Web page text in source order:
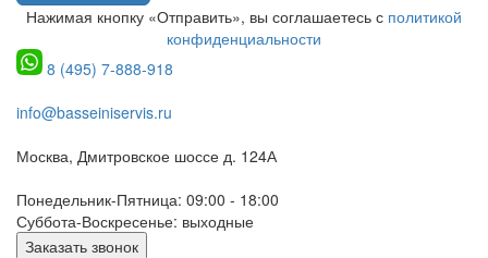
Нажимая кнопку «Отправить», вы соглашаетесь с политикой
конфиденциальности
8 (495) 7-888-918
info@basseiniservis.ru
Москва, Дмитровское шоссе д. 124А
Понедельник-Пятница: 09:00 - 18:00
Суббота-Воскресенье: выходные
Заказать звонок